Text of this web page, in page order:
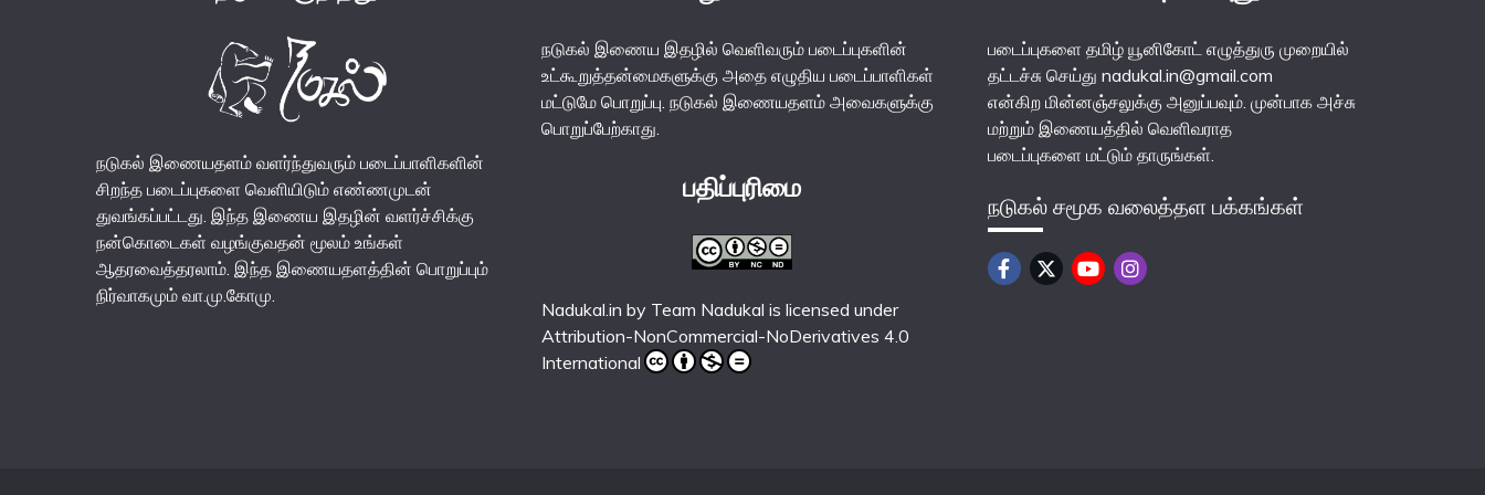
நடுகல் இணையதளம் வளர்ந்துவரும் படைப்பாளிகளின்
சிறந்த படைப்புகளை வெளியிடும் எண்ணமுடன்
துவங்கப்பட்டது. இந்த இணைய இதழின் வளர்ச்சிக்கு
நன்கொடைகள் வழங்குவதன் மூலம் உங்கள்
ஆதரவைத்தரலாம். இந்த இணையதளத்தின் பொறுப்பும்
நிர்வாகமும் வா.மு.கோமு.
நடுகல் இணைய இதழில் வெளிவரும் படைப்புகளின்
உட்கூறுத்தன்மைகளுக்கு அதை எழுதிய படைப்பாளிகள்
மட்டுமே பொறுப்பு. நடுகல் இணையதளம் அவைகளுக்கு
பொறுப்பேற்காது.
பதிப்புரிமை
Nadukal.in by Team Nadukal is licensed under
Attribution-NonCommercial-NoDerivatives 4.0
International
படைப்புகளை தமிழ் யூனிகோட் எழுத்துரு முறையில்
தட்டச்சு செய்து nadukal.in@gmail.com
என்கிற மின்னஞ்சலுக்கு அனுப்பவும். முன்பாக அச்சு
மற்றும் இணையத்தில் வெளிவராத
படைப்புகளை மட்டும் தாருங்கள்.
நடுகல் சமூக வலைத்தள பக்கங்கள்